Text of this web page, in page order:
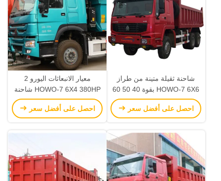
شاحنة ثقيلة متينة من طراز
HOWO-7 6X6 بقوة 40 50 60
طن في أفغانستان سوريا
والمملكة العربية السعودية
احصل على أفضل سعر
معيار الانبعاثات اليورو 2
HOWO-7 6X4 380HP شاحنة
القمامة سعة خزان، ويمكن
تخصيص الإطارات وفقا
احصل على أفضل سعر